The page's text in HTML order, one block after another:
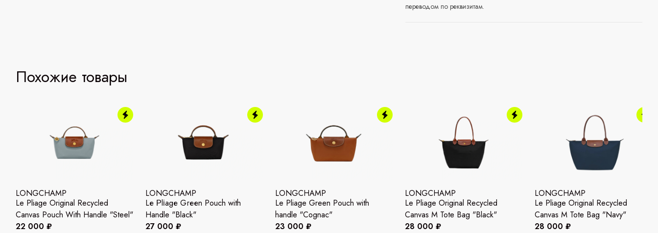
переводом по реквизитам.
Похожие товары
LONGCHAMP
Le Pliage Original Recycled
Canvas Pouch With Handle "Steel"
22 000 ₽
LONGCHAMP
Lе Ρlіаgе Gгееn Pouch with
Handle "Вlасk"
27 000 ₽
LONGCHAMP
Le Pliage Green Pouch with
handle "Cognac"
23 000 ₽
LONGCHAMP
Le Pliage Original Recycled
Canvas M Tote Bag "Black"
28 000 ₽
LONGCHAMP
Le Pliage Original Recycled
Canvas M Tote Bag "Navy"
28 000 ₽